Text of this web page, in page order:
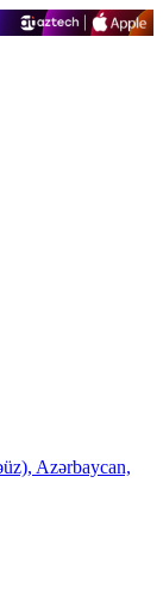
Azərbaycan,